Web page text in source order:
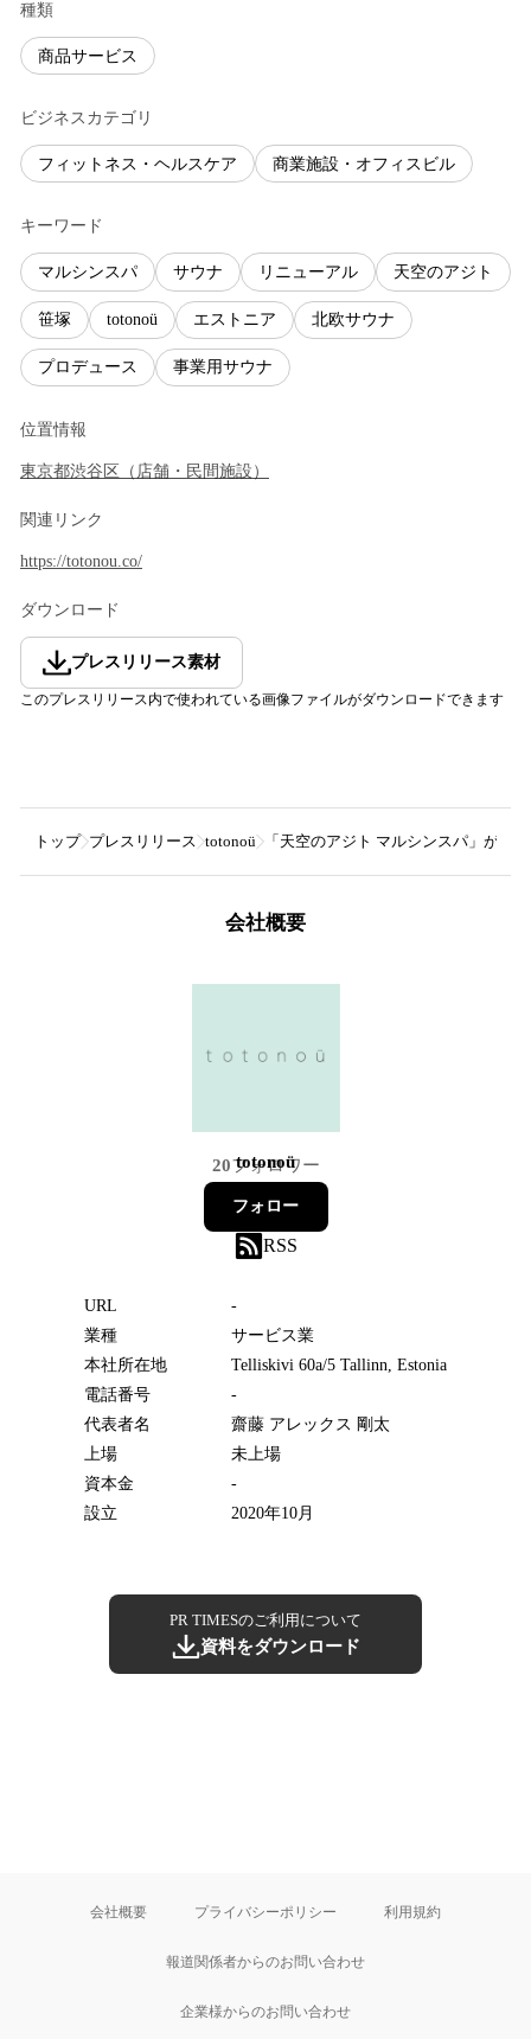
種類
商品サービス
ビジネスカテゴリ
フィットネス・ヘルスケア 商業施設・オフィスビル
キーワード
マルシンスパ サウナ リニューアル 天空のアジト
笹塚 totonoü エストニア 北欧サウナ
プロデュース 事業用サウナ
位置情報
東京都渋谷区 （ 店舗・民間施設 ）
関連リンク
https://totonou.co/
ダウンロード
プレスリリース素材
このプレスリリース内で使われている画像ファイルがダウンロードできます
トップ プレスリリース totonoü 「天空のアジト マルシンスパ」が、
会社概要
totonoü
20フォロワー
フォロー
RSS
URL
-
業種
サービス業
本社所在地
Telliskivi 60a/5 Tallinn, Estonia
電話番号
-
代表者名
齋藤 アレックス 剛太
上場
未上場
資本金
-
設立
2020年10月
PR TIMESのご利用について
資料をダウンロード
会社概要 プライバシーポリシー 利用規約
報道関係者からのお問い合わせ
企業様からのお問い合わせ